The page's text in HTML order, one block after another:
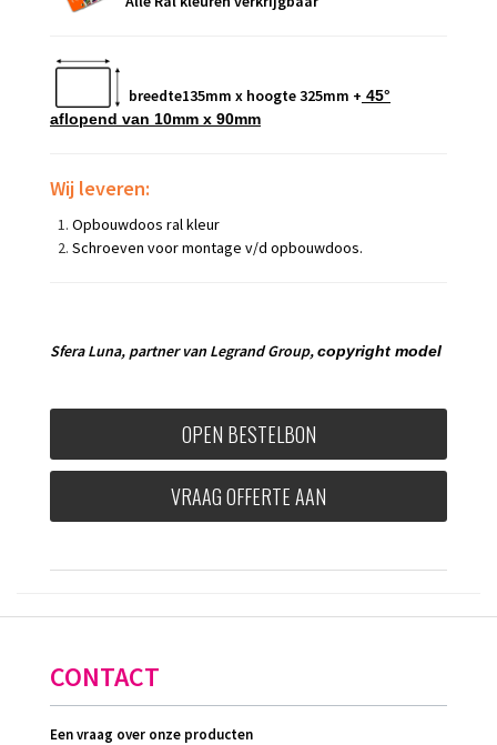
breedte135mm x hoogte 325mm + 45°
aflopend van 10mm x 90mm
Wij leveren:
Opbouwdoos ral kleur
Schroeven voor montage v/d opbouwdoos.
Sfera Luna, partner van Legrand Group,copyright model
OPEN BESTELBON
VRAAG OFFERTE AAN
CONTACT
Een vraag over onze producten